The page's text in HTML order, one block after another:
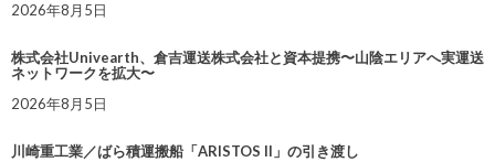
2026年8月5日
株式会社Univearth、倉吉運送株式会社と資本提携〜山陰エリアへ実運送
ネットワークを拡大〜
2026年8月5日
川崎重工業／ばら積運搬船「ARISTOS II」の引き渡し